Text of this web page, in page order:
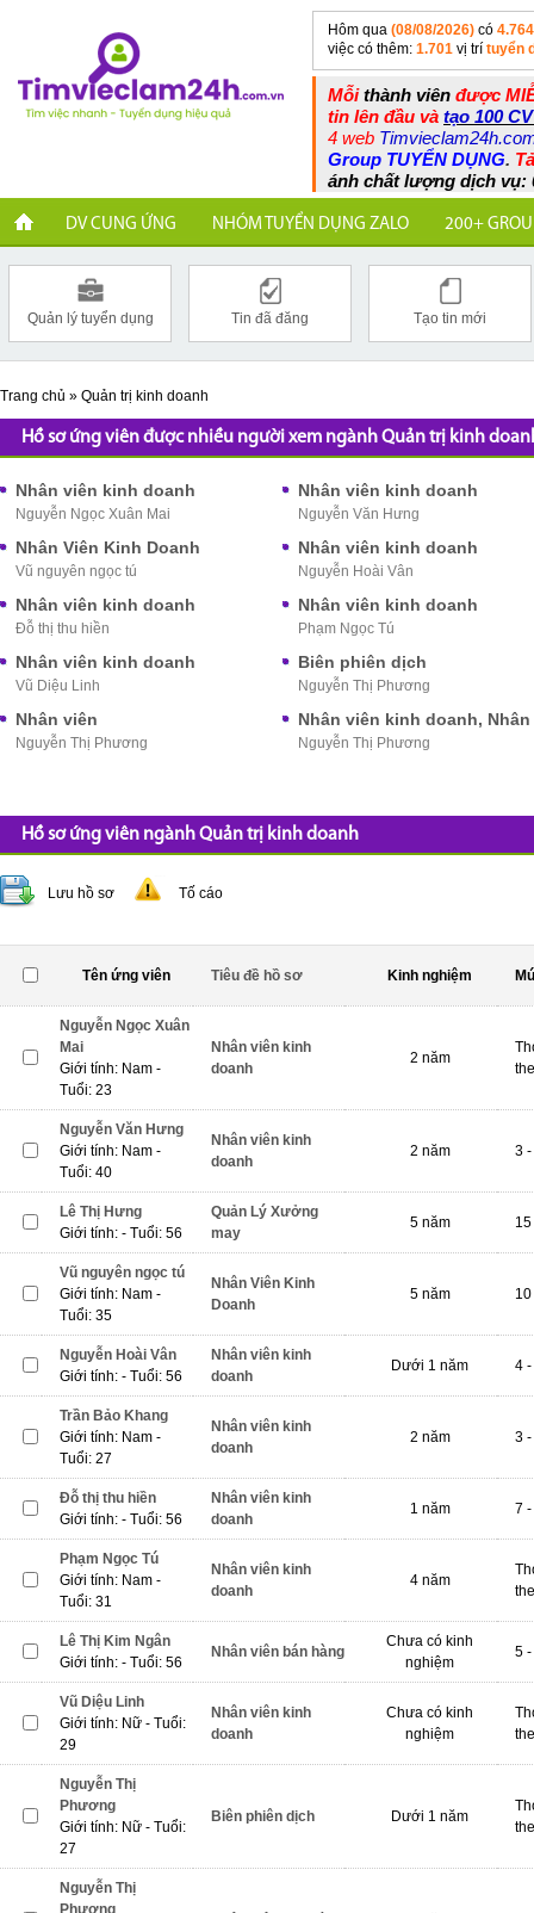
Hôm qua (08/08/2026) có 4.764
việc có thêm: 1.701 vị trí tuyển
Mỗithành viên được
tin lên đầu và tạo 100
4 web
Group TUYỂN DỤNG.
ánh chất lượng dịch vụ:
DV CUNG ỨNG NHÓM TUYỂN DỤNG ZALO 200+
Quản lý tuyển dụng Tin đã đăng Tạo tin mới
Trang chủ » Quản trị kinh doanh
Hồ sơ ứng viên được nhiều người xem ngành Quản trị kinh
Nhân viên kinh doanh
Nguyễn Ngọc Xuân Mai
Nhân viên kinh doanh
Nguyễn Văn Hưng
Nhân Viên Kinh Doanh
Vũ nguyên ngọc tú
Nhân viên kinh doanh
Nguyễn Hoài Vân
Nhân viên kinh doanh
Đỗ thị thu hiền
Nhân viên kinh doanh
Phạm Ngọc Tú
Nhân viên kinh doanh
Vũ Diệu Linh
Biên phiên dịch
Nguyễn Thị Phương
Nhân viên
Nguyễn Thị Phương Nguyễn Thị Phương
Hồ sơ ứng viên ngành Quản trị kinh doanh
Lưu hồ sơ Tố cáo
Tên ứng viên Tiêu đề hồ sơ Kinh nghiệm
Nguyễn Ngọc Xuân
Mai
Giới tính: Nam -
Tuổi: 23
Nhân viên kinh
doanh
2 năm
Nguyễn Văn Hưng
Giới tính: Nam -
Tuổi: 40
Nhân viên kinh
doanh
2 năm 3
Lê Thị Hưng
Giới tính: - Tuổi: 56
Quản Lý Xưởng
may
5 năm
Vũ nguyên ngọc tú
Giới tính: Nam -
Tuổi: 35
Nhân Viên Kinh
Doanh
5 năm
Nguyễn Hoài Vân
Giới tính: - Tuổi: 56
Nhân viên kinh
doanh
Dưới 1 năm 4
Trần Bảo Khang
Giới tính: Nam -
Tuổi: 27
Nhân viên kinh
doanh
2 năm 3
Đỗ thị thu hiền
Giới tính: - Tuổi: 56
Nhân viên kinh
doanh
1 năm 7
Phạm Ngọc Tú
Giới tính: Nam -
Tuổi: 31
Nhân viên kinh
doanh
4 năm
Lê Thị Kim Ngân
Giới tính: - Tuổi: 56
Nhân viên bán hàng
Chưa có kinh
nghiệm
5
Vũ Diệu Linh
Giới tính: Nữ - Tuổi:
29
Nhân viên kinh
doanh
Chưa có kinh
nghiệm
Nguyễn Thị
Phương
Giới tính: Nữ - Tuổi:
27
Biên phiên dịch Dưới 1 năm
Nguyễn Thị
Phương